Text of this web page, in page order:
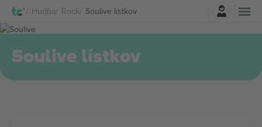
Hudba Rock Soulive lístkov
Soulive lístkov